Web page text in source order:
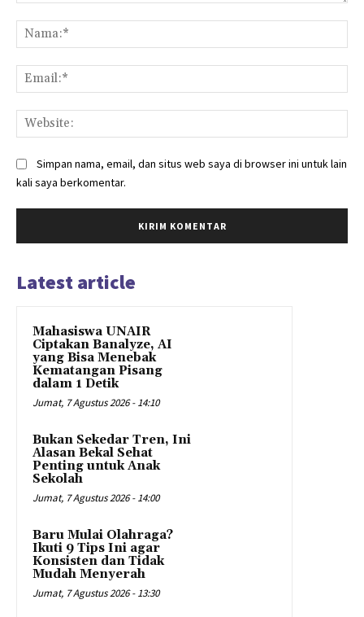
Simpan nama, email, dan situs web saya di browser ini untuk lain
kali saya berkomentar.
Latest article
Mahasiswa UNAIR
Ciptakan Banalyze, AI
yang Bisa Menebak
Kematangan Pisang
dalam 1 Detik
Jumat, 7 Agustus 2026 - 14:10
Bukan Sekedar Tren, Ini
Alasan Bekal Sehat
Penting untuk Anak
Sekolah
Jumat, 7 Agustus 2026 - 14:00
Baru Mulai Olahraga?
Ikuti 9 Tips Ini agar
Konsisten dan Tidak
Mudah Menyerah
Jumat, 7 Agustus 2026 - 13:30